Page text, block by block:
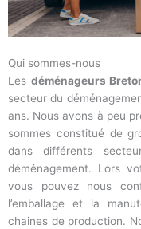
Qui sommes-nous
Les déménageurs
secteur du
ans. Nous avons à peu
sommes constitué de
dans différents
déménagement. Lors
vous pouvez nous
l’emballage et la
chaines de production.